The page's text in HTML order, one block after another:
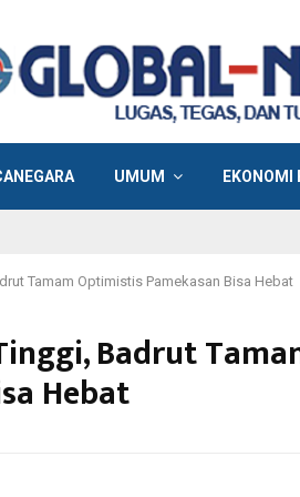
UMUM EKONOMI
Tamam Optimistis Pamekasan Bisa Hebat
Badrut
Hebat